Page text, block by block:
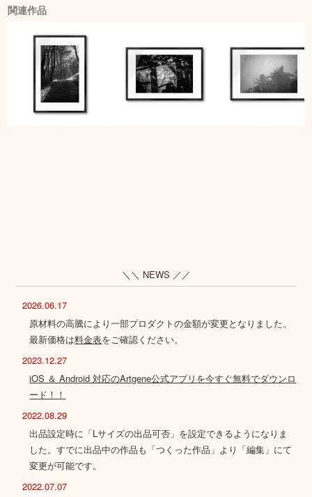
関連作品
＼＼ NEWS ／／
2026.06.17
原材料の高騰により一部プロダクトの金額が変更となりました。
最新価格は料金表をご確認ください。
2023.12.27
iOS ＆ Android 対応のArtgene公式アプリを今すぐ無料でダウンロ
ード！！
2022.08.29
出品設定時に「Lサイズの出品可否」を設定できるようになりま
した。すでに出品中の作品も「つくった作品」より「編集」にて
変更が可能です。
2022.07.07